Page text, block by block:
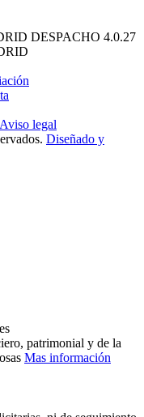
DESPACHO 4.0.27
Aviso legal
Diseñado y
patrimonial y de la
Mas información